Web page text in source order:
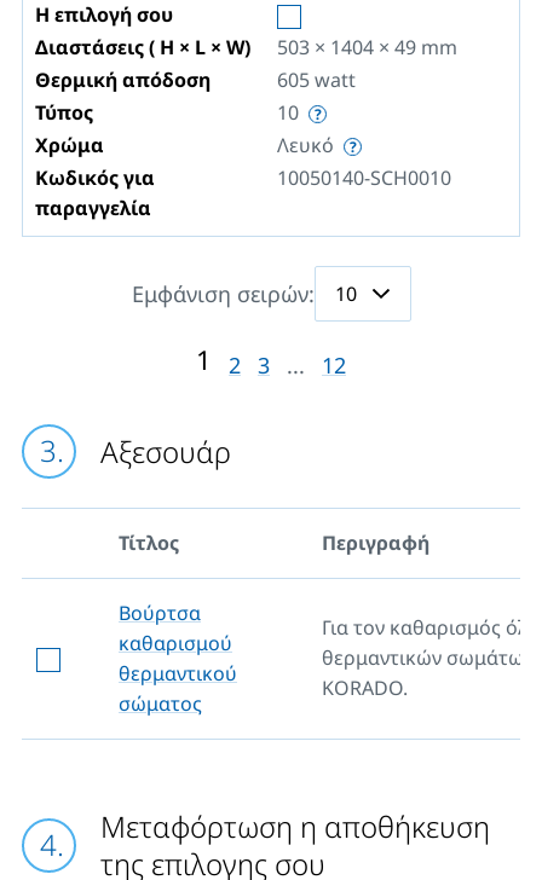
Η επιλογή σου
Διαστάσεις ( H × L × W)
503 × 1404 × 49 mm
Θερμική απόδοση
605watt
Τύπος
10
Χρώμα
Λευκό
Κωδικός για
παραγγελία
10050140-SCH0010
Εμφάνιση σειρών:
1 2 3 ... 12
Αξεσουάρ
Τίτλος Περιγραφή
Βούρτσα
καθαρισμού
θερμαντικού
σώματος
Για τον καθαρισμός
θερμαντικών σωμάτων
KORADO.
Μεταφόρτωση η αποθήκευση
της επιλογης σου